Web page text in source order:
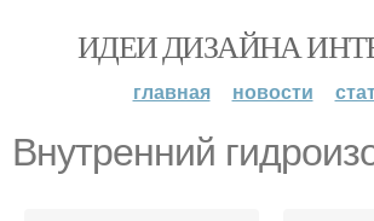
ИДЕИ ДИЗАЙНА
главная новости
Внутренний